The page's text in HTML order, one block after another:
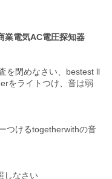
業電気AC電圧探知器
を閉めなさい、bestest ll
をライトつけ、音は弱
つけるtogetherwithの音
しなさい